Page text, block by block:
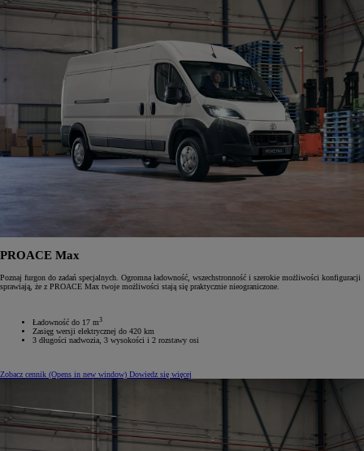
PROACE Max
Poznaj furgon do zadań specjalnych. Ogromna ładowność, wszechstronność i szerokie możliwości konfiguracji
sprawiają, że z PROACE Max twoje możliwości stają się praktycznie nieograniczone.
Ładowność do 17 m3
Zasięg wersji elektrycznej do 420 km
3 długości nadwozia, 3 wysokości i 2 rozstawy osi
Zobacz cennik (Opens in new window) Dowiedz się więcej